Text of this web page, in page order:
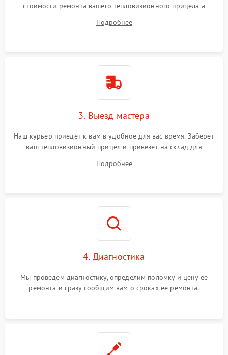
стоимости ремонта вашего тепловизионного прицела а
Подробнее
3. Выезд мастера
Наш курьер приедет к вам в удобное для вас время. Заберет
ваш тепловизионный прицел и привезет на склад для
Подробнее
4. Диагностика
Мы проведем диагностику, определим поломку и цену ее
ремонта и сразу сообщим вам о сроках ее ремонта.